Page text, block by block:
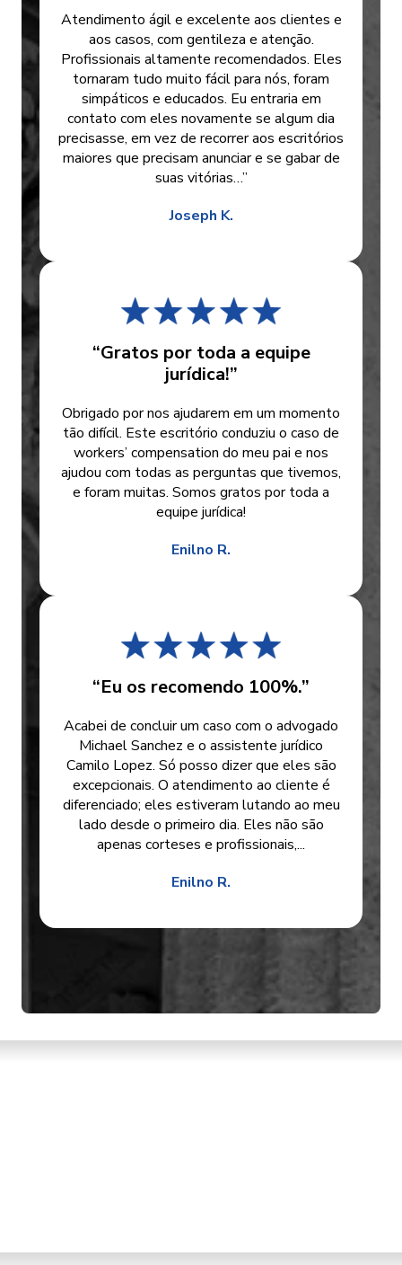
Atendimento ágil e excelente aos clientes e
aos casos, com gentileza e atenção.
Profissionais altamente recomendados. Eles
tornaram tudo muito fácil para nós, foram
simpáticos e educados. Eu entraria em
contato com eles novamente se algum dia
precisasse, em vez de recorrer aos escritórios
maiores que precisam anunciar e se gabar de
suas vitórias…”
Joseph K.
“Gratos por toda a equipe
jurídica!”
Obrigado por nos ajudarem em um momento
tão difícil. Este escritório conduziu o caso de
workers’ compensation do meu pai e nos
ajudou com todas as perguntas que tivemos,
e foram muitas. Somos gratos por toda a
equipe jurídica!
Enilno R.
“Eu os recomendo 100%.”
Acabei de concluir um caso com o advogado
Michael Sanchez e o assistente jurídico
Camilo Lopez. Só posso dizer que eles são
excepcionais. O atendimento ao cliente é
diferenciado; eles estiveram lutando ao meu
lado desde o primeiro dia. Eles não são
apenas corteses e profissionais,...
Enilno R.